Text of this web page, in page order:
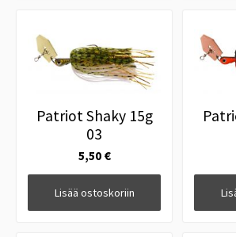
Patriot Shaky 15g
03
5,50 €
Lisää ostoskoriin